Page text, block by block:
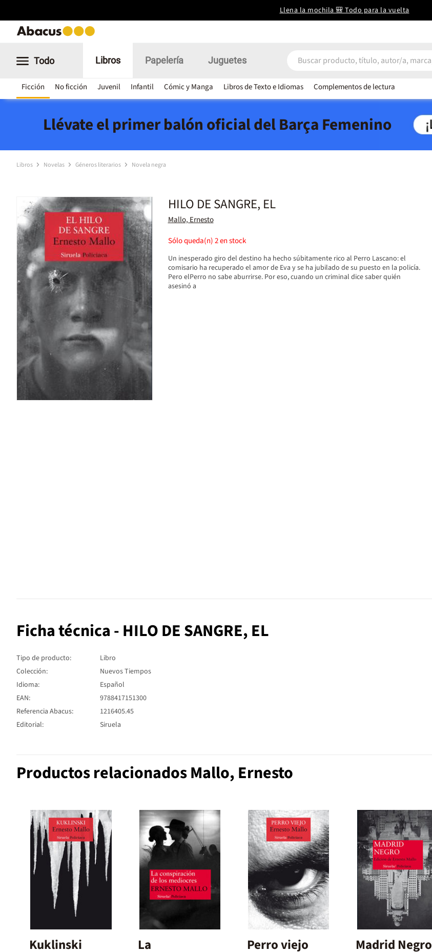
Llena la mochila 🎒 Todo para la vuelta
Todo Libros
Ficción No ficción Juvenil Infantil Cómic y Manga Libros de Texto e Idiomas Complementos de lectura
Papelería Juguetes
Llévate el primer balón oficial del Barça Femenino
Libros Novelas Géneros literarios Novela negra
HILO DE SANGRE, EL
Mallo, Ernesto
Sólo queda(n)2en stock
Un inesperado giro del destino ha hecho súbitamente rico al Perro Lascano: el
comisario ha recuperado el amor de Eva y se ha jubilado de su puesto en la policía.
Pero elPerro no sabe aburrirse. Por eso, cuando un criminal dice saber quién
asesinó a
Ficha técnica - HILO DE SANGRE, EL
Tipo de producto:
Libro
Colección:
Nuevos Tiempos
Idioma:
Español
EAN:
9788417151300
Referencia Abacus:
1216405.45
Editorial:
Siruela
Productos relacionados Mallo, Ernesto
Kuklinski
La
Perro viejo Madrid Negro